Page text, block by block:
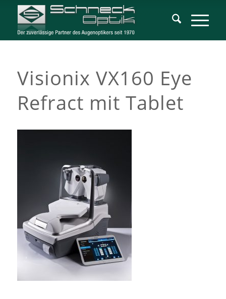
Visionix VX160 Eye
Refract mit Tablet